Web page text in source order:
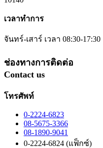
เวลาทำการ
จันทร์-เสาร์ เวลา 08:30-17:30
ช่องทางการติดต่อ
Contact us
โทรศัพท์
0-2224-6823
08-5675-3366
08-1890-9041
0-2224-6824 (แฟ็กซ์)